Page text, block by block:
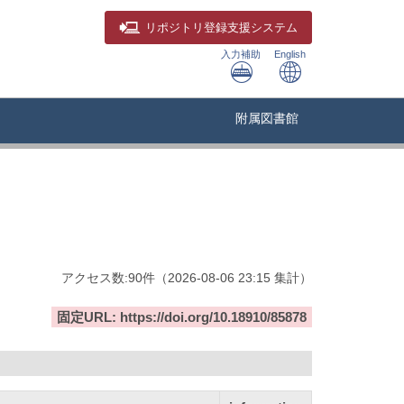
リポジトリ 登録支援システム
入力補助 English
附属図書館
アクセス数:90件 （2026-08-06 23:15 集計）
固定URL: https://doi.org/10.18910/85878